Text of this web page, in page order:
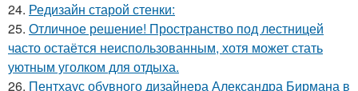
24. Редизайн старой стенки:
25. Отличное решение! Пространство под лестницей
часто остаётся неиспользованным, хотя может стать
уютным уголком для отдыха.
26. Пентхаус обувного дизайнера Александра Бирмана в